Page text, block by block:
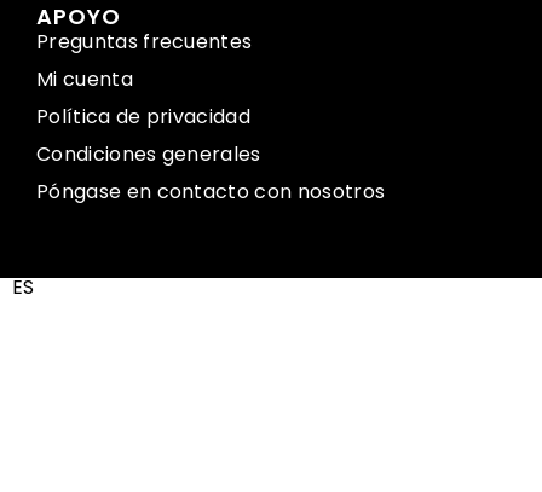
APOYO
Preguntas frecuentes
Mi cuenta
Política de privacidad
Condiciones generales
Póngase en contacto con nosotros
ES